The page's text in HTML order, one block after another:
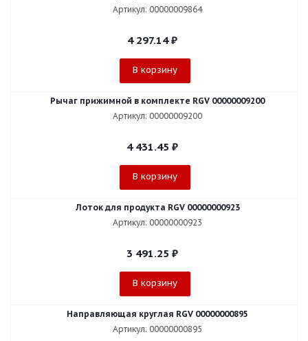
Артикул: 00000009864
4 297.14₽
В корзину
Рычаг прижимной в комплекте RGV 00000009200
Артикул: 00000009200
4 431.45 ₽
В корзину
Лоток для продукта RGV 00000000923
Артикул: 00000000923
3 491.25 ₽
В корзину
Направляющая круглая RGV 00000000895
Артикул: 00000000895